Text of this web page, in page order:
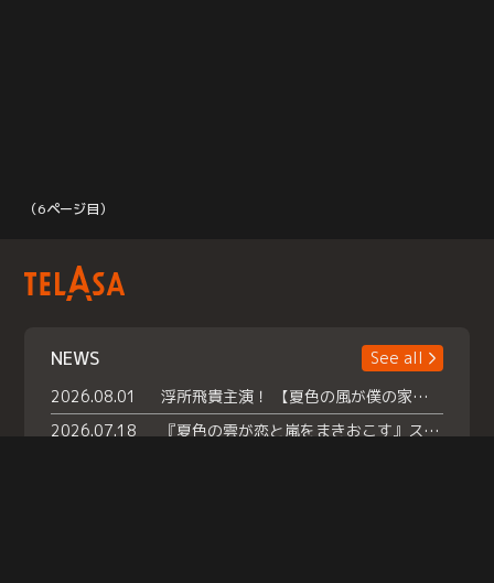
（6ページ目）
NEWS
See all
2026.08.01
浮所飛貴主演！ 【夏色の風が僕の家にやってきた】 本日よりテラサで独占配信スタート！
2026.07.18
『夏色の雲が恋と嵐をまきおこす』スペシャルメイキング 【Part1】2026年７月18日（土）23時30分～配信スタート！話題のシーンの裏側を大公開！豪華キャスト大集合！ 『武宮家 真夏の家族会議』開催！